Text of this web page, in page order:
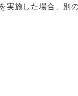
施した場合、別